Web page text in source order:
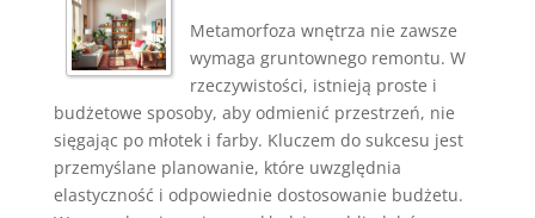
Metamorfoza wnętrza nie zawsze
wymaga gruntownego remontu. W
rzeczywistości, istnieją proste i
budżetowe sposoby, aby odmienić przestrzeń, nie
sięgając po młotek i farby. Kluczem do sukcesu jest
przemyślane planowanie, które uwzględnia
elastyczność i odpowiednie dostosowanie budżetu.